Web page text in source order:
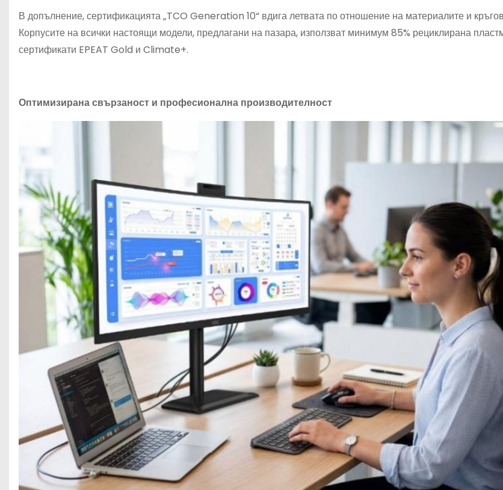
В допълнение, сертификацията „TCO Generation 10“ вдига летвата по отношение на материалите и
Корпусите на всички настоящи модели, предлагани на пазара, използват минимум 85% рециклирана
сертификати EPEAT Gold и Climate+.
Оптимизирана свързаност и професионална производителност